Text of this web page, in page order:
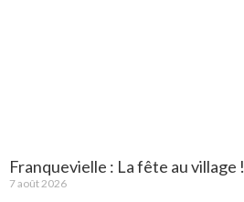
Franquevielle : La fête au village !
7 août 2026